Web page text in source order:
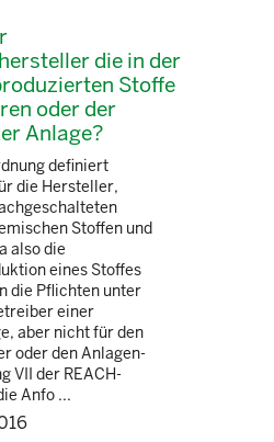
die in der
Stoffe
oder der
Anlage?
definiert
die Hersteller,
Stoffen und
also die
eines Stoffes
die Pflichten unter
einer
aber nicht für den
oder den Anlagen-
VII der REACH-
Anfo ...